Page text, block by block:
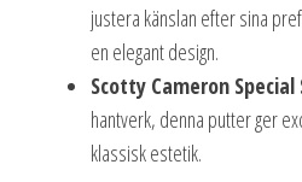
justera känslan efter sina
en elegant design.
Scotty Cameron Special
hantverk, denna putter ger
klassisk estetik.